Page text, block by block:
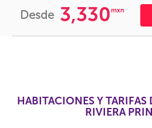
Desde 3,330mxn
HABITACIONES Y
RIVIERA